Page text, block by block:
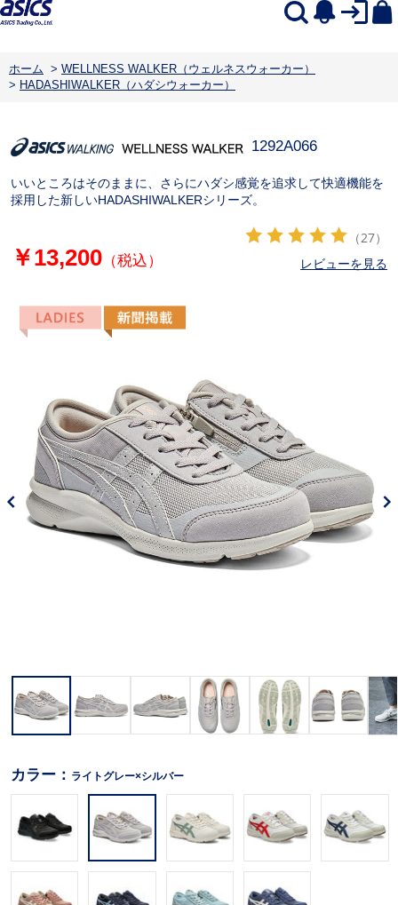
ホーム > WELLNESS WALKER（ウェルネスウォーカー）
> HADASHIWALKER（ハダシウォーカー）
1292A066
いいところはそのままに、さらにハダシ感覚を追求して快適機能を
採用した新しいHADASHIWALKERシリーズ。
￥13,200（税込）
（27）
レビューを見る
カラー： ライトグレー×シルバー